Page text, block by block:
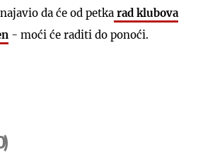
da će od petka rad klubova
- moći će raditi do ponoći.